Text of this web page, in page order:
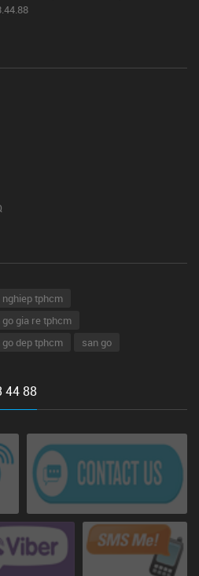
tphcm
go gia re tphcm
go dep tphcm san go
44 88